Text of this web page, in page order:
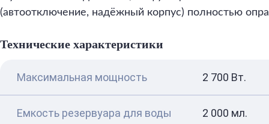
(автоотключение, надёжный корпус) полностью
Технические характеристики
Максимальная мощность 2 700 Вт.
Емкость резервуара для воды 2 000 мл.